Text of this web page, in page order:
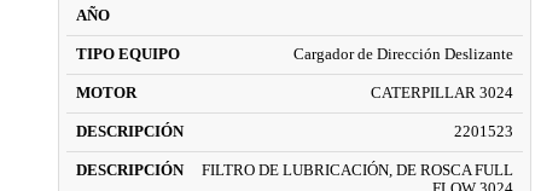
Cargador de Dirección Deslizante
CATERPILLAR 3024
2201523
FILTRO DE LUBRICACIÓN, DE ROSCA FULL